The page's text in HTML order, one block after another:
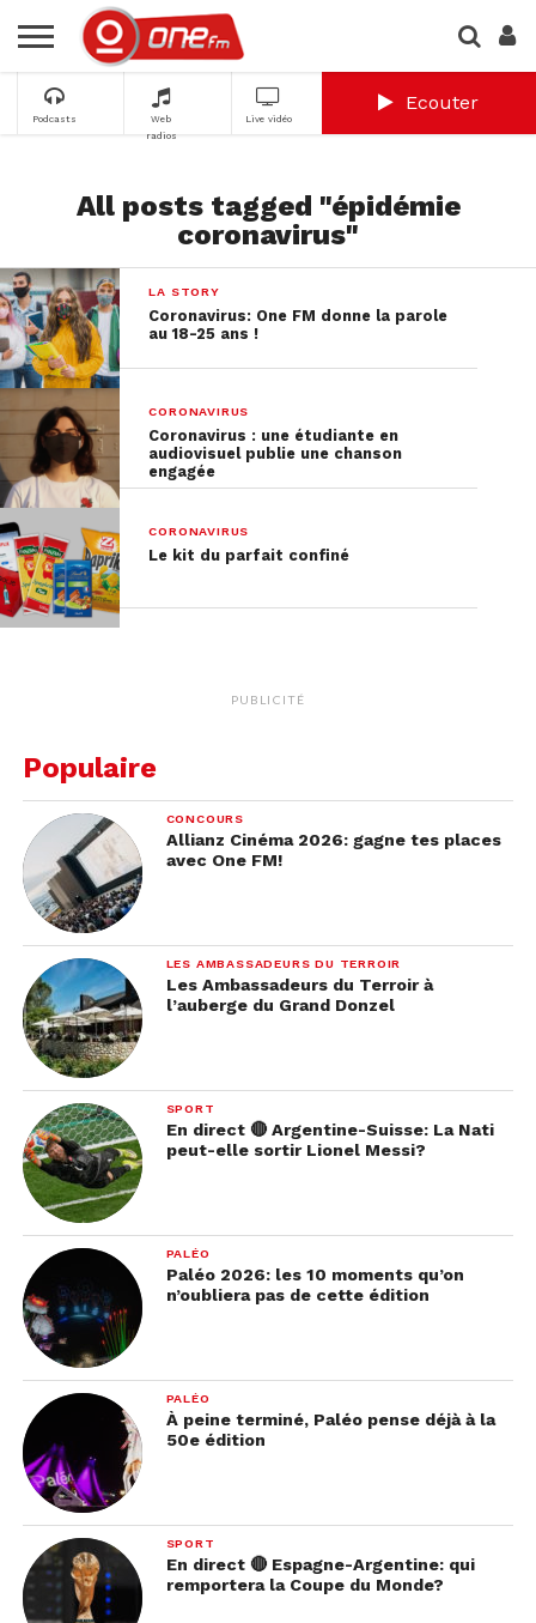
Podcasts
Web
radios
Live vidéo
Ecouter
All posts tagged "épidémie
coronavirus"
LA STORY
Coronavirus: One FM donne la parole
au 18-25 ans !
CORONAVIRUS
Coronavirus : une étudiante en
audiovisuel publie une chanson
engagée
CORONAVIRUS
Le kit du parfait confiné
PUBLICITÉ
Populaire
CONCOURS
Allianz Cinéma 2026: gagne tes places
avec One FM!
LES AMBASSADEURS DU TERROIR
Les Ambassadeurs du Terroir à
l’auberge du Grand Donzel
SPORT
En direct 🔴 Argentine-Suisse: La Nati
peut-elle sortir Lionel Messi?
PALÉO
Paléo 2026: les 10 moments qu’on
n’oubliera pas de cette édition
PALÉO
À peine terminé, Paléo pense déjà à la
50e édition
SPORT
En direct 🔴 Espagne-Argentine: qui
remportera la Coupe du Monde?